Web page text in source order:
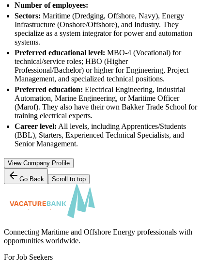
Number of employees:
Sectors: Maritime (Dredging, Offshore, Navy), Energy
Infrastructure (Onshore/Offshore), and Industry. They
specialize as a system integrator for power and automation
systems.
Preferred educational level: MBO-4 (Vocational) for
technical/service roles; HBO (Higher
Professional/Bachelor) or higher for Engineering, Project
Management, and specialized technical positions.
Preferred education: Electrical Engineering, Industrial
Automation, Marine Engineering, or Maritime Officer
(Marof). They also have their own Bakker Trade School for
training electrical experts.
Career level: All levels, including Apprentices/Students
(BBL), Starters, Experienced Technical Specialists, and
Senior Management.
View Company Profile
Go Back Scroll to top
Connecting Maritime and Offshore Energy professionals with
opportunities worldwide.
For Job Seekers